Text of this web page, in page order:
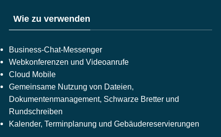
Wie zu verwenden
Business-Chat-Messenger
Webkonferenzen und Videoanrufe
Cloud Mobile
Gemeinsame Nutzung von Dateien,
Dokumentenmanagement, Schwarze Bretter und
Rundschreiben
Kalender, Terminplanung und Gebäudereservierungen